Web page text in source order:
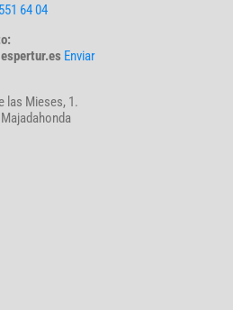
64 04
Enviar
las Mieses, 1.